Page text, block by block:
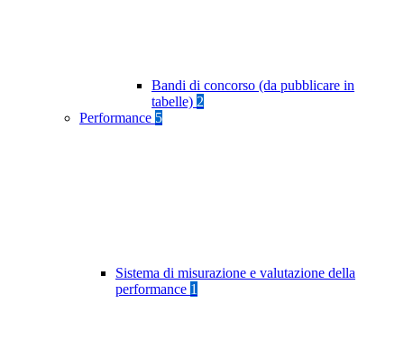
Bandi di concorso (da pubblicare in
tabelle) 2
Performance 5
Sistema di misurazione e valutazione della
performance 1